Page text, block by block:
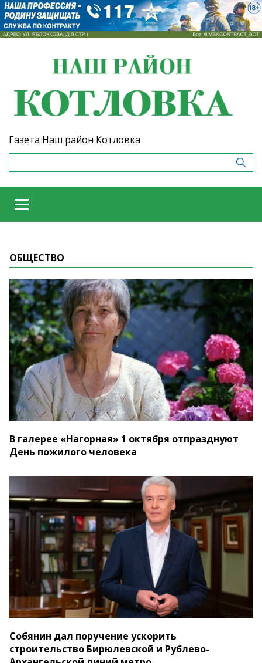
Газета Наш район Котловка
ОБЩЕСТВО
В галерее «Нагорная» 1 октября отпразднуют
День пожилого человека
Собянин дал поручение ускорить
строительство Бирюлевской и Рублево-